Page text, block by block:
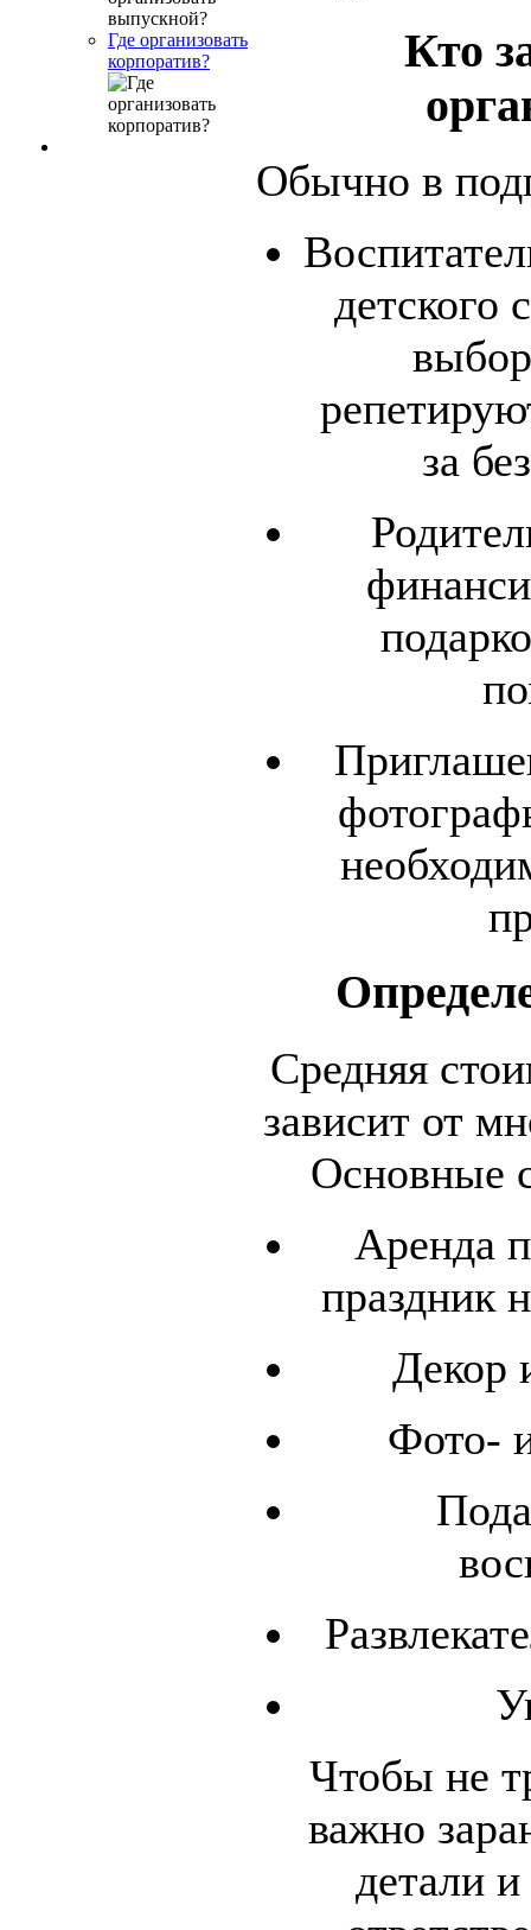
Где организовать
корпоратив?
Кто
Обычно в
детского
за
Средняя
зависит от
Основные
Аренда
праздник
Декор
Фото-
Чтобы не
важно
детали